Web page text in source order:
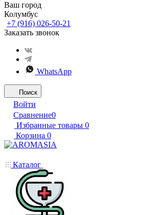
Ваш город
Колумбус
+7 (916) 026-50-21
Заказать звонок
WhatsApp
Поиск
Войти
Сравнение0
Избранные товары 0
Корзина 0
Каталог